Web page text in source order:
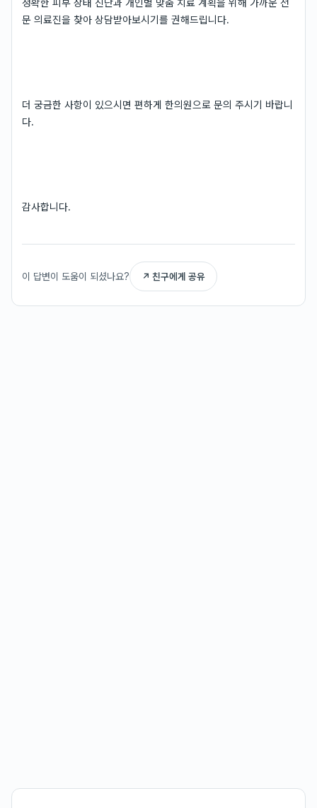
정확한 피부 상태 진단과 개인별 맞춤 치료 계획을 위해 가까운 전
문 의료진을 찾아 상담받아보시기를 권해드립니다.
더 궁금한 사항이 있으시면 편하게 한의원으로 문의 주시기 바랍니
다.
감사합니다.
이 답변이 도움이 되셨나요? ↗ 친구에게 공유